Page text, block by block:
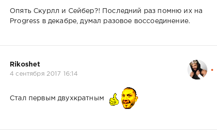
Опять Скурлл и Сейбер?! Последний раз помню их на
Progress в декабре, думал разовое воссоединение.
Rikoshet
4 сентября 2017 16:14
Стал первым двухкратным